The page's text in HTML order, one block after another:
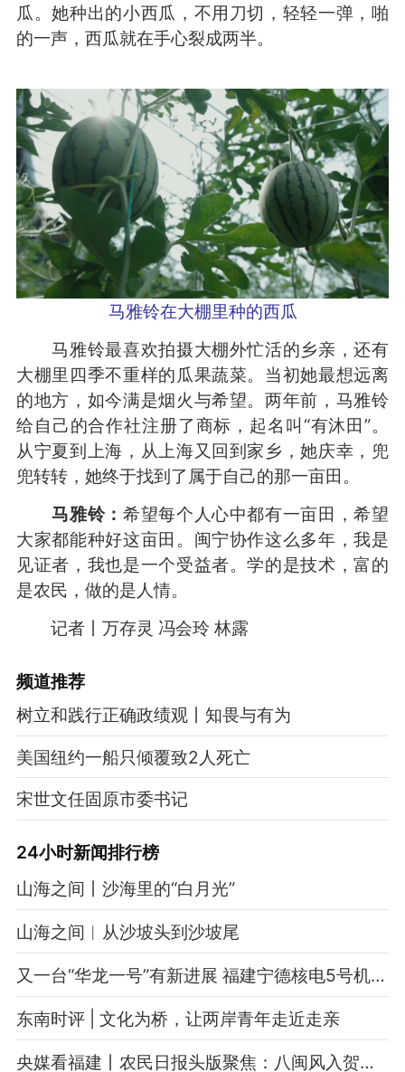
瓜。她种出的小西瓜，不用刀切，轻轻一弹，啪
的一声，西瓜就在手心裂成两半。
马雅铃在大棚里种的西瓜
马雅铃最喜欢拍摄大棚外忙活的乡亲，还有
大棚里四季不重样的瓜果蔬菜。当初她最想远离
的地方，如今满是烟火与希望。两年前，马雅铃
给自己的合作社注册了商标，起名叫“有沐田”。
从宁夏到上海，从上海又回到家乡，她庆幸，兜
兜转转，她终于找到了属于自己的那一亩田。
马雅铃： 希望每个人心中都有一亩田，希望
大家都能种好这亩田。闽宁协作这么多年，我是
见证者，我也是一个受益者。学的是技术，富的
是农民，做的是人情。
记者丨万存灵 冯会玲 林露
频道推荐
树立和践行正确政绩观丨知畏与有为
美国纽约一船只倾覆致2人死亡
宋世文任固原市委书记
24小时新闻排行榜
山海之间丨沙海里的“白月光”
山海之间︱从沙坡头到沙坡尾
又一台“华龙一号”有新进展 福建宁德核电5号机组穹顶完成吊装
东南时评 | 文化为桥，让两岸青年走近走亲
央媒看福建丨农民日报头版聚焦：八闽风入贺兰山——闽宁协作三十年纪事